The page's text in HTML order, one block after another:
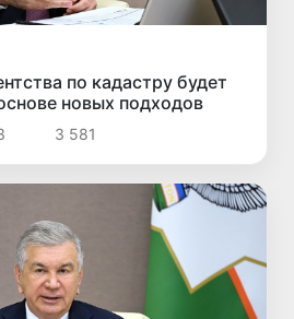
по кадастру будет
новых подходов
3 581